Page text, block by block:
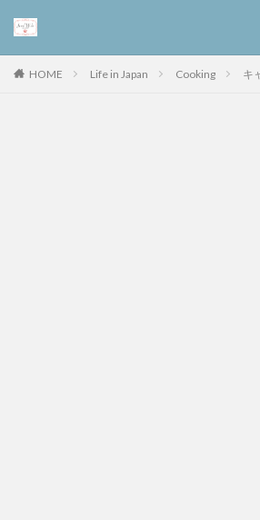
HOME Life in Japan Cooking キ